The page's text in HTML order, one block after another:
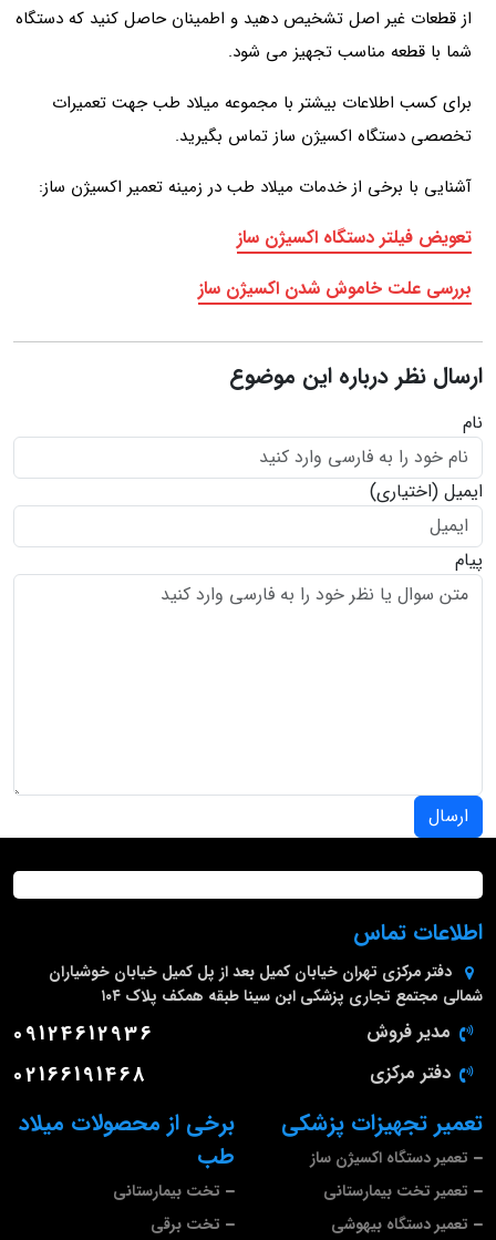
از قطعات غیر اصل تشخیص دهید و اطمینان حاصل کنید که دستگاه
شما با قطعه مناسب تجهیز می شود.
برای کسب اطلاعات بیشتر با مجموعه میلاد طب جهت تعمیرات
تخصصی دستگاه اکسیژن ساز تماس بگیرید.
آشنایی با برخی از خدمات میلاد طب در زمینه تعمیر اکسیژن ساز:
تعویض فیلتر دستگاه اکسیژن ساز
بررسی علت خاموش شدن اکسیژن ساز
ارسال نظر درباره این موضوع
نام
ایمیل (اختیاری)
پیام
ارسال
برخی از محصولات میلاد
طب
تخت بیمارستانی
تخت برقی
تعمیر تجهیزات پزشکی
تعمیر دستگاه اکسیژن ساز
تعمیر تخت بیمارستانی
تعمیر دستگاه بیهوشی
اطلاعات تماس
دفتر مرکزی تهران خیابان کمیل بعد از پل کمیل خیابان خوشیاران
شمالی مجتمع تجاری پزشکی ابن سینا طبقه همکف پلاک ۱۰۴
مدیر فروش 09124612936
دفتر مرکزی 02166191468